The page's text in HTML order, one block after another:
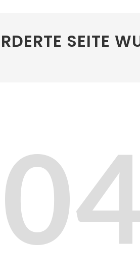
SEITE